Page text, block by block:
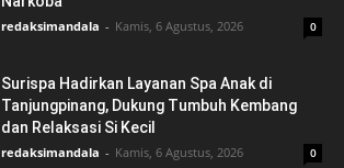
redaksimandala - Kamis, 6 Agustus, 2026 0
Surispa Hadirkan Layanan Spa Anak di
Tanjungpinang, Dukung Tumbuh Kembang
dan Relaksasi Si Kecil
redaksimandala - Kamis, 6 Agustus, 2026 0